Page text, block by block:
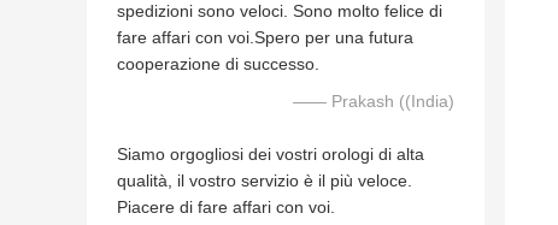
spedizioni sono veloci. Sono molto felice di
fare affari con voi.Spero per una futura
cooperazione di successo.
—— Prakash ((India)
Siamo orgogliosi dei vostri orologi di alta
qualità, il vostro servizio è il più veloce.
Piacere di fare affari con voi.